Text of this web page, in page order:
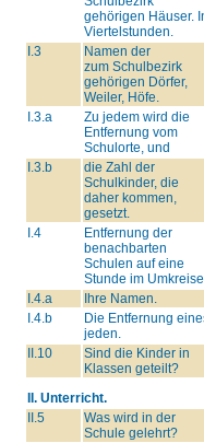
gehörigen Häuser.
Viertelstunden.
I.3
Namen der
zum Schulbezirk
gehörigen Dörfer,
Weiler, Höfe.
I.3.a
Zu jedem wird die
Entfernung vom
Schulorte, und
I.3.b
die Zahl der
Schulkinder, die
daher kommen,
gesetzt.
I.4
Entfernung der
benachbarten
Schulen auf eine
Stunde im
I.4.a
Ihre Namen.
I.4.b
Die Entfernung
jeden.
II.10
Sind die Kinder in
Klassen geteilt?
II. Unterricht.
II.5
Was wird in der
Schule gelehrt?